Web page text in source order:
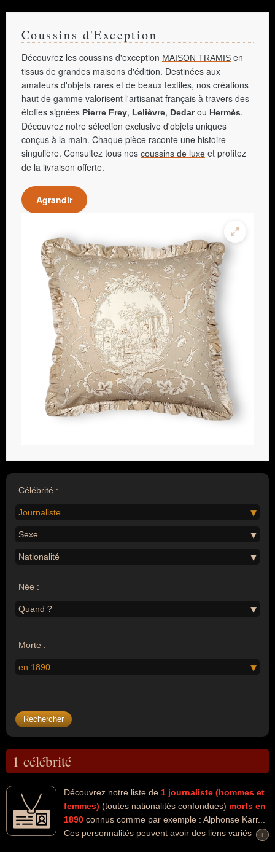
Coussins d'Exception
Découvrez les coussins d'exception MAISON TRAMIS en
tissus de grandes maisons d'édition. Destinées aux
amateurs d'objets rares et de beaux textiles, nos créations
haut de gamme valorisent l'artisanat français à travers des
étoffes signées Pierre Frey, Lelièvre, Dedarou Hermès.
Découvrez notre sélection exclusive d'objets uniques
conçus à la main. Chaque pièce raconte une histoire
singulière. Consultez tous nos coussins de luxe et profitez
de la livraison offerte.
Agrandir
Célébrité :
Journaliste
Sexe
Nationalité
Née :
Quand ?
Morte :
en 1890
1 célébrité
Découvrez notre liste de 1 journaliste (hommes et
femmes) (toutes nationalités confondues) morts en
1890 connus comme par exemple : Alphonse Karr...
Ces personnalités peuvent avoir des liens variés
+
+